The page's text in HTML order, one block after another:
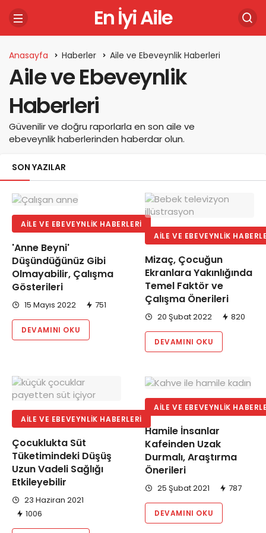
En İyi Aile
Anasayfa Haberler Aile ve Ebeveynlik Haberleri
Aile ve Ebeveynlik
Haberleri
Güvenilir ve doğru raporlarla en son aile ve
ebeveynlik haberlerinden haberdar olun.
SON YAZILAR
AILE VE EBEVEYNLIK HABERLERI
'Anne Beyni'
Düşündüğünüz Gibi
Olmayabilir, Çalışma
Gösterileri
15 Mayıs 2022 751
DEVAMINI OKU
AILE VE EBEVEYNLIK
Mizaç, Çocuğun
Ekranlara Yakınlığında
Temel Faktör ve
Çalışma Önerileri
20 Şubat 2022 820
DEVAMINI OKU
AILE VE EBEVEYNLIK HABERLERI
Çocuklukta Süt
Tüketimindeki Düşüş
Uzun Vadeli Sağlığı
Etkileyebilir
23 Haziran 2021
1006
AILE VE EBEVEYNLIK
Hamile İnsanlar
Kafeinden Uzak
Durmalı, Araştırma
Önerileri
25 Şubat 2021 787
DEVAMINI OKU